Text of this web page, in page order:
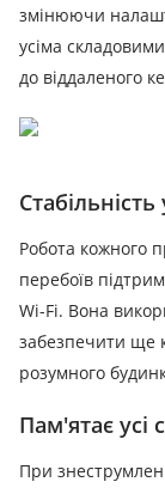
змінюючи
усіма
до віддаленого
Робота кожного
перебоїв
Wi-Fi. Вона
забезпечити ще
розумного
Пам'ятає усі
При